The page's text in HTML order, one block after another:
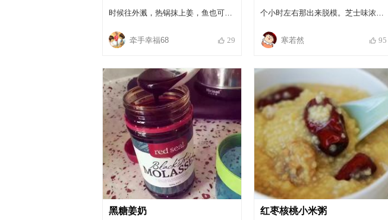
时候往外溅，热锅抹上姜，鱼也可以
拍层面粉。 3.锅里倒油，不用特别
多。油热了放鱼段，煎成金黄色。煎
好锅里加水，最好加开水这样炖出来
的汤是奶白色的。 4.因为是做月子吃
的就只放了几片姜，6个红枣，大火
烧开转成小火，大概炖一个小时汤成
白色，快出锅的时候，放少许盐。产
妇嘛一天要吃六七炖饭。鱼汤下挂面
也不错，做起来也方便，而且黑鱼还
催奶。这鱼汤是我加过水的
牵手幸福68 29
个小时左右那出来脱模。芝士味浓
郁。哈哈哈。。因为这个是给产妇吃
的。基本都没有加什么柠檬汁 。香草
精啊。嘻嘻
寒若然 95
黑糖姜奶 红枣核桃小米粥